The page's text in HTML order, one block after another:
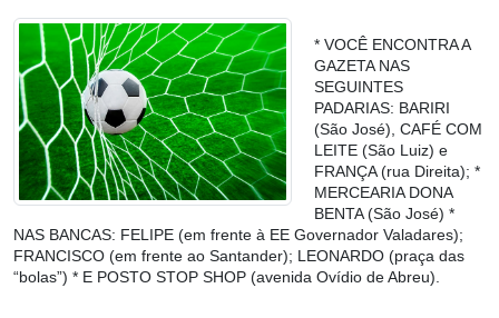
* VOCÊ ENCONTRA A
GAZETA NAS
SEGUINTES
PADARIAS: BARIRI
(São José), CAFÉ COM
LEITE (São Luiz) e
FRANÇA (rua Direita); *
MERCEARIA DONA
BENTA (São José) *
NAS BANCAS: FELIPE (em frente à EE Governador Valadares);
FRANCISCO (em frente ao Santander); LEONARDO (praça das
“bolas”) * E POSTO STOP SHOP (avenida Ovídio de Abreu).